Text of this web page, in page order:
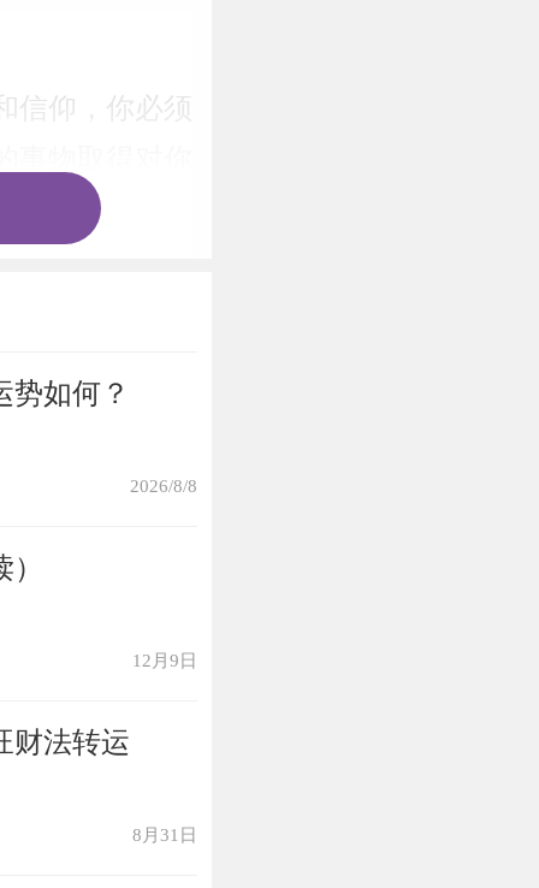
信仰，你必须
势如何？
2026/8/8
12月9日
财法转运
8月31日